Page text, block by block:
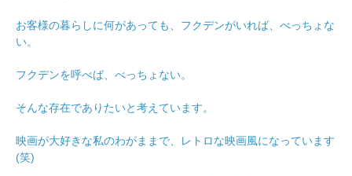
お客様の暮らしに何があっても、フクデンがいれば、べっちょな
い。
フクデンを呼べば、べっちょない。
そんな存在でありたいと考えています。
映画が大好きな私のわがままで、レトロな映画風になっています
(笑)